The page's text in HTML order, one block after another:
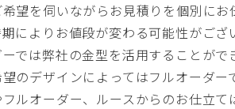
望を伺いながらお見積りを個別に
によりお値段が変わる可能性がござ
では弊社の金型を活用することが
のデザインによってはフルオーダー
ルオーダー、ルースからのお仕立て